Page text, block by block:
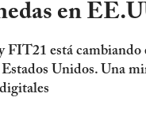
en
FIT21 está cambiando
Unidos. Una